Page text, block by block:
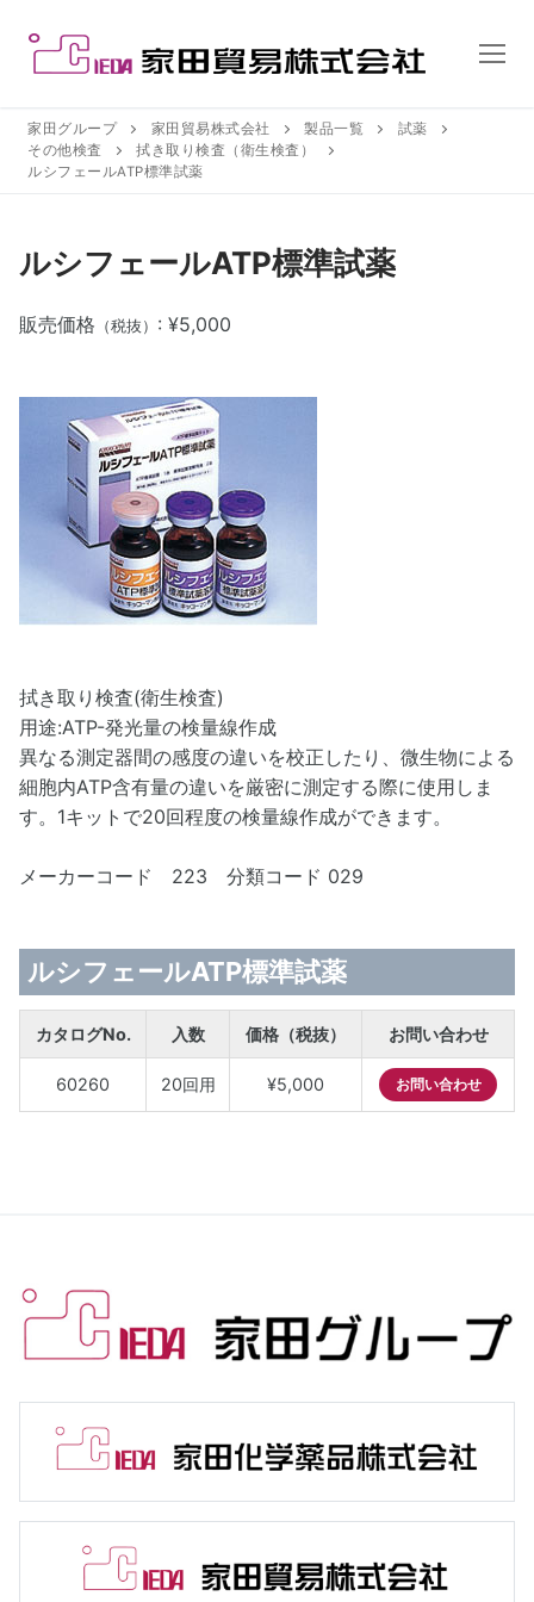
家田グループ 家田貿易株式会社 製品一覧
試薬
その他検査
拭き取り検査（衛生検査）
ルシフェールATP標準試薬
ルシフェールATP標準試薬
販売価格 （税抜） : ¥5,000
拭き取り検査(衛生検査)
用途:ATP-発光量の検量線作成
異なる測定器間の感度の違いを校正したり、微生物による
細胞内ATP含有量の違いを厳密に測定する際に使用しま
す。1キットで20回程度の検量線作成ができます。
メーカーコード 223 分類コード 029
ルシフェールATP標準試薬
カタログNo. 入数 価格（税抜） お問い合わせ
60260 20回用 ¥5,000 お問い合わせ